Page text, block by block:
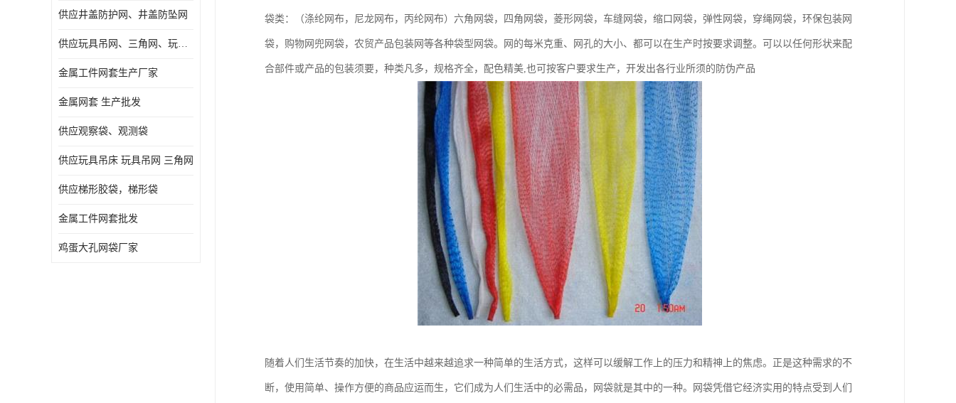
供应井盖防护网、井盖防坠网
供应玩具吊网、三角网、玩具吊床
金属工件网套生产厂家
金属网套 生产批发
供应观察袋、观测袋
供应玩具吊床 玩具吊网 三角网
供应梯形胶袋，梯形袋
金属工件网套批发
鸡蛋大孔网袋厂家
袋类：（涤纶网布，尼龙网布，丙纶网布）六角网袋，四角网袋，菱形网袋，车缝网袋，缩口网袋，弹性网袋，穿绳网袋，环保包装网
袋，购物网兜网袋，农贸产品包装网等各种袋型网袋。网的每米克重、网孔的大小、都可以在生产时按要求调整。可以以任何形状来配
合部件或产品的包装须要，种类凡多，规格齐全，配色精美,也可按客户要求生产，开发出各行业所须的防伪产品
随着人们生活节奏的加快，在生活中越来越追求一种简单的生活方式，这样可以缓解工作上的压力和精神上的焦虑。正是这种需求的不
断，使用简单、操作方便的商品应运而生，它们成为人们生活中的必需品，网袋就是其中的一种。网袋凭借它经济实用的特点受到人们